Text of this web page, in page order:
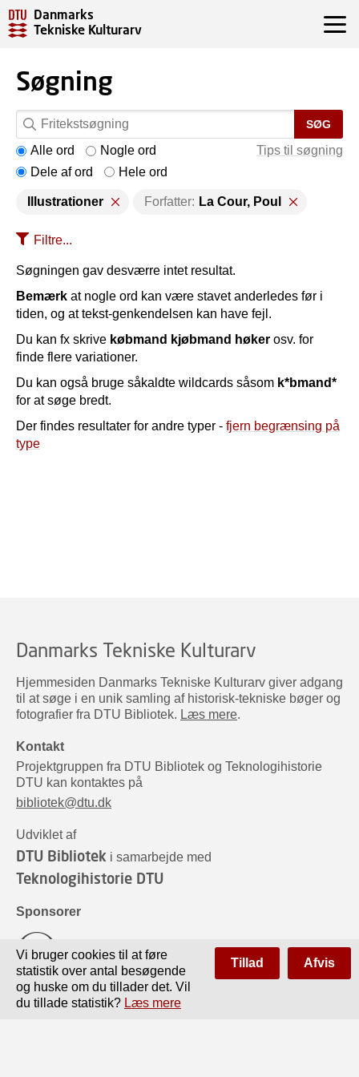
Danmarks
Tekniske Kulturarv
Søgning
SØG
Tips til søgning
Alle ord
Nogle ord
Dele af ord
Hele ord
Illustrationer Forfatter: La Cour, Poul
Filtre...
Søgningen gav desværre intet resultat.
Bemærk at nogle ord kan være stavet anderledes før i
tiden, og at tekst-genkendelsen kan have fejl.
Du kan fx skrive købmand kjøbmand høker osv. for
finde flere variationer.
Du kan også bruge såkaldte wildcards såsom k*bmand*
for at søge bredt.
Der findes resultater for andre typer - fjern begrænsing på
type
Danmarks Tekniske Kulturarv
Hjemmesiden Danmarks Tekniske Kulturarv giver adgang
til at søge i en unik samling af historisk-tekniske bøger og
fotografier fra DTU Bibliotek. Læs mere.
Kontakt
Projektgruppen fra DTU Bibliotek og Teknologihistorie
DTU kan kontaktes på
bibliotek@dtu.dk
Udviklet af
DTU Bibliotek i samarbejde med
Teknologihistorie DTU
Sponsorer
Vi bruger cookies til at føre
statistik over antal besøgende
og huske om du tillader det. Vil
du tillade statistik? Læs mere
Tillad Afvis